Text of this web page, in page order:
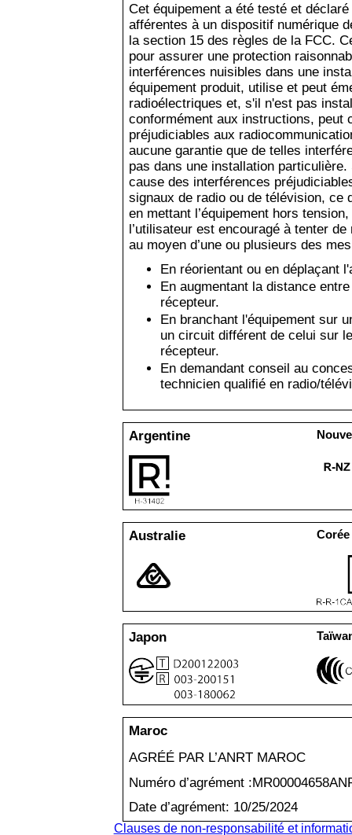
Cet équipement a été testé et
afférentes à un dispositif numérique
la section 15 des règles de la FCC.
pour assurer une protection
interférences nuisibles dans une
équipement produit, utilise et peut
radioélectriques et, s'il n'est pas
conformément aux instructions, peut
préjudiciables aux
aucune garantie que de telles
pas dans une installation
cause des interférences
signaux de radio ou de télévision, ce
en mettant l’équipement hors
l’utilisateur est encouragé à tenter
au moyen d’une ou plusieurs des
En réorientant ou en déplaçant
En augmentant la distance
récepteur.
En branchant l'équipement sur
un circuit différent de celui sur
récepteur.
En demandant conseil au
technicien qualifié en radio/
Argentine
Australie
Japon
Maroc
AGRÉÉ PAR L’ANRT MAROC
Numéro d’agrément
Date d’agrément: 10/25/2024
Clauses de non-responsabilité et